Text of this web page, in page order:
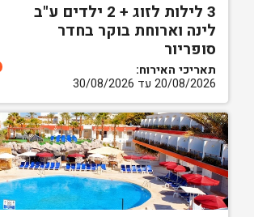
3 לילות לזוג + 2 ילדים ע"ב
לינה וארוחת בוקר בחדר
סופריור
תאריכי האירוח:
20/08/2026 עד 30/08/2026